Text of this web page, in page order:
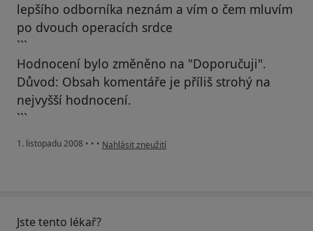
lepšího odborníka neznám a vím o čem mluvím
po dvouch operacích srdce
```
Hodnocení bylo změněno na "Doporučuji".
Důvod: Obsah komentáře je příliš strohý na
nejvyšší hodnocení.
```
1. listopadu 2008 • • • podle názoru uživatele Váš účet byl odstraněn
Nahlásit zneužití
Jste tento lékař?